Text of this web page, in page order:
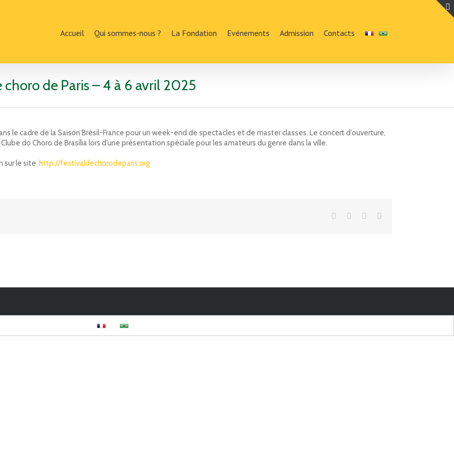
Accueil Qui sommes-nous ? La Fondation Evénements Admission Contacts
de Paris – 4 à 6 avril 2025
le cadre de la Saison Brésil-France pour un week-end de spectacles et de master classes. Le concert d’ouverture,
do Choro de Brasília lors d’une présentation spéciale pour les amateurs du genre dans la ville.
sur le site http://festivaldechorodeparis.org